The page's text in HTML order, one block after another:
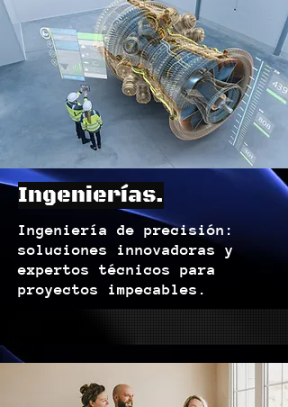
Ingenierías.
Ingeniería de precisión:
soluciones innovadoras y
expertos técnicos para
proyectos impecables.